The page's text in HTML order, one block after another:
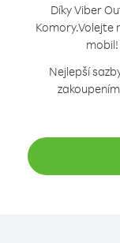
Díky Viber
Komory.Volejte
Nejlepší